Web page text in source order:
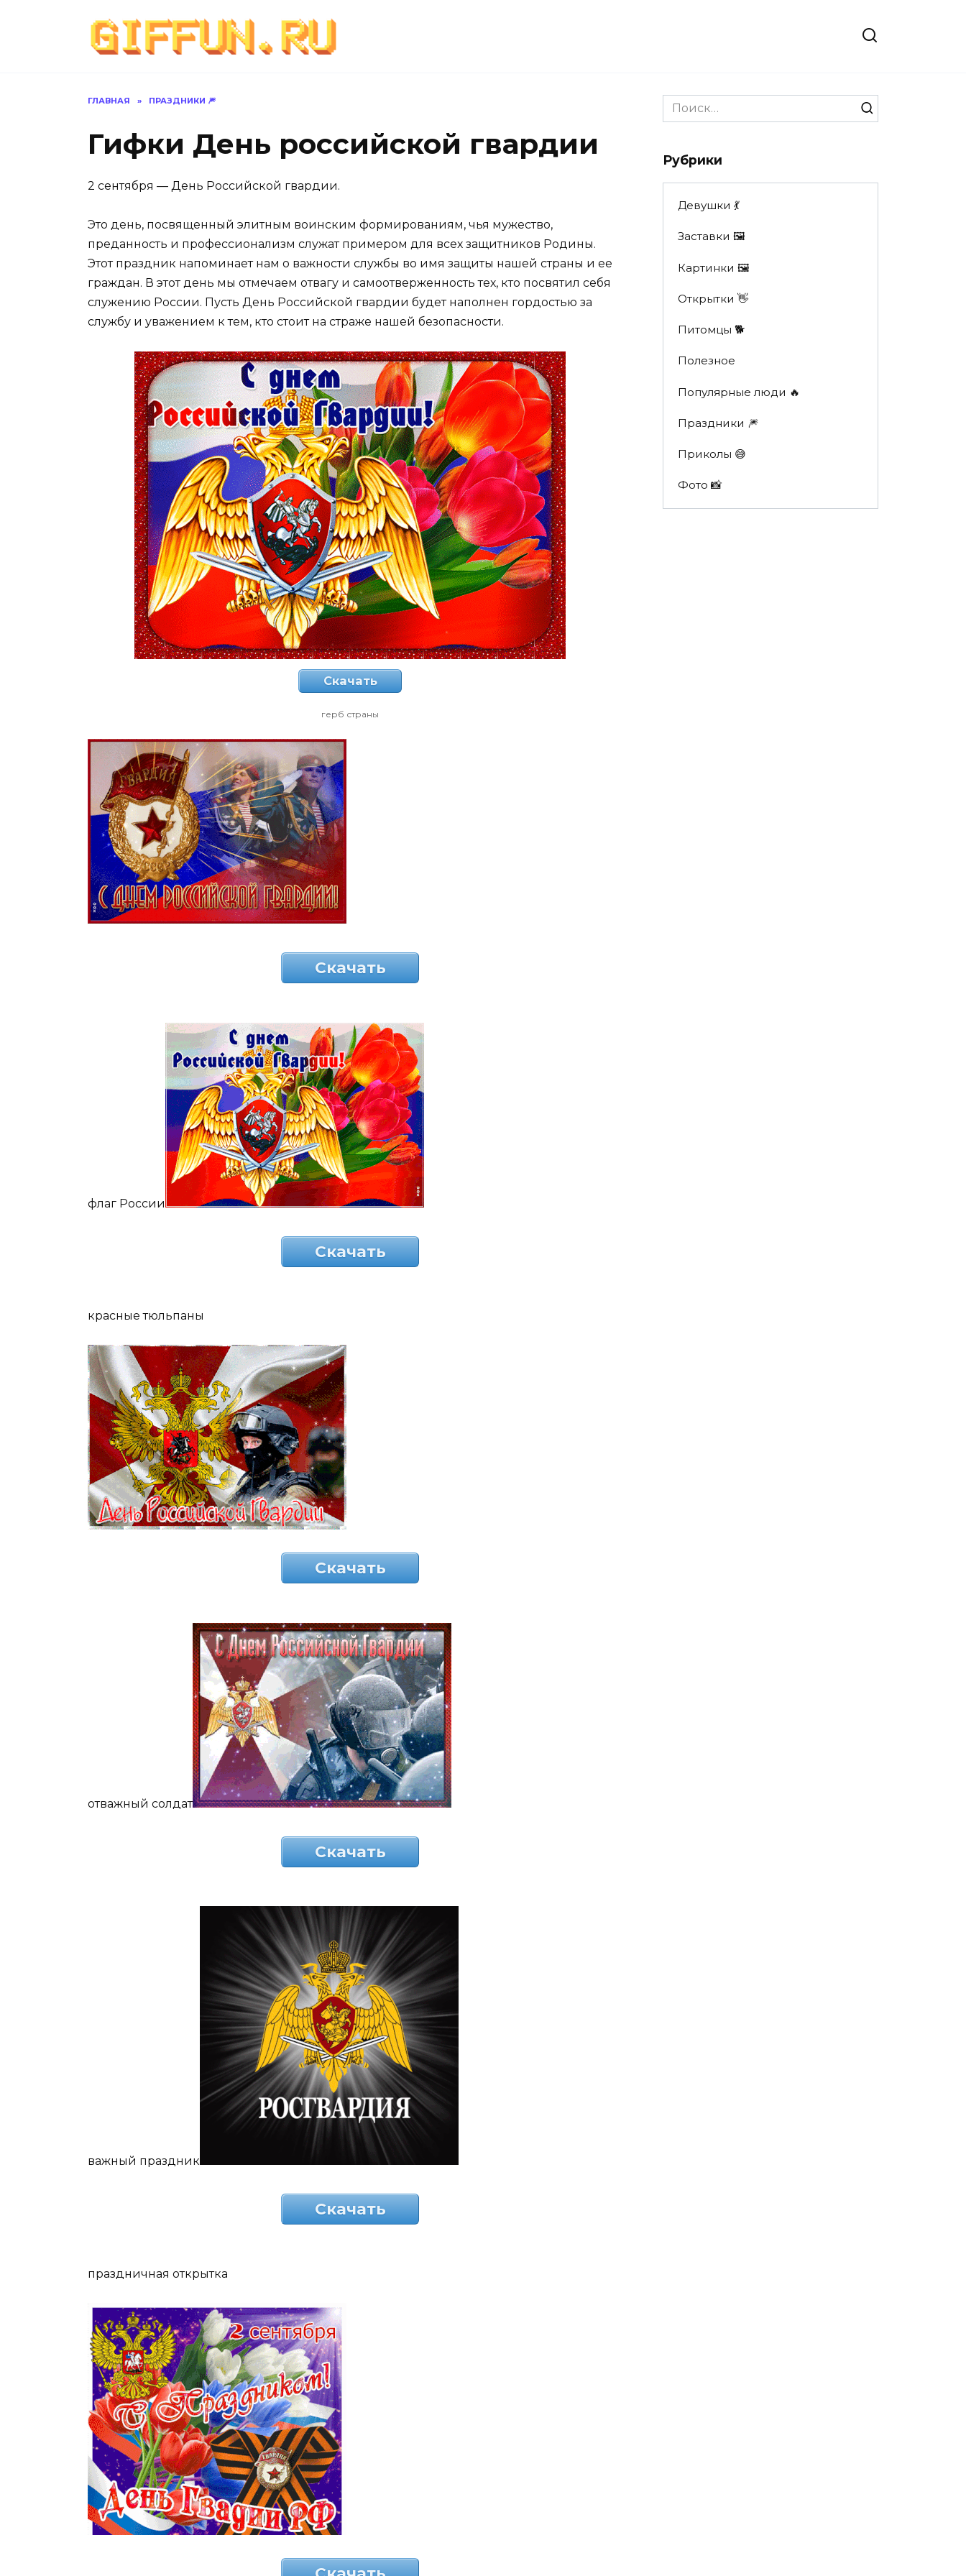
ГЛАВНАЯ » ПРАЗДНИКИ 🎆
Гифки День российской гвардии
2 сентября — День Российской гвардии.
Это день, посвященный элитным воинским формированиям, чья мужество,
преданность и профессионализм служат примером для всех защитников Родины.
Этот праздник напоминает нам о важности службы во имя защиты нашей страны и ее
граждан. В этот день мы отмечаем отвагу и самоотверженность тех, кто посвятил себя
служению России. Пусть День Российской гвардии будет наполнен гордостью за
службу и уважением к тем, кто стоит на страже нашей безопасности.
Скачать
герб страны
Скачать
флаг России
Скачать
красные тюльпаны
Скачать
отважный солдат
Скачать
важный праздник
Скачать
праздничная открытка
Search
for:
Рубрики
Девушки 💃
Заставки 🖼
Картинки 🖼
Открытки 👋
Питомцы 🐕
Полезное
Популярные люди 🔥
Праздники 🎆
Приколы 😅
Фото 📸